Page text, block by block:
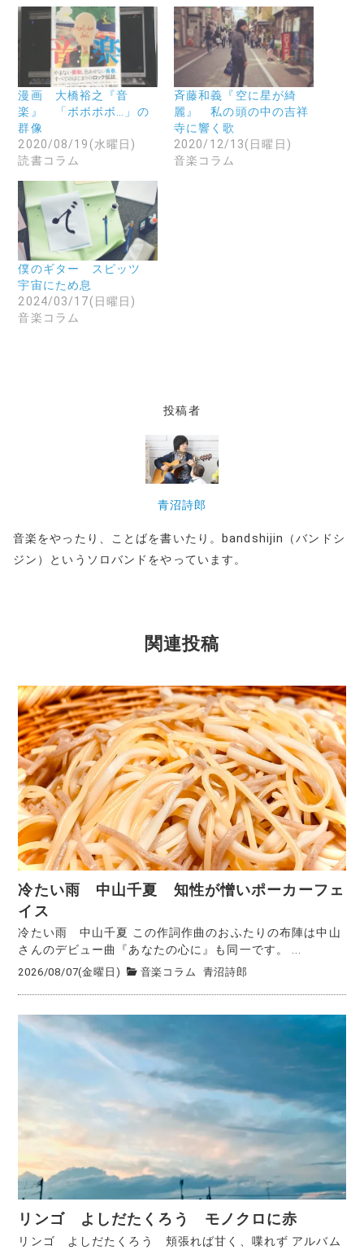
o
o
で
共
有
す
る
に
は
ク
し
て
く
さ
(
新
し
い
ウ
ィ
ン
ド
ウ
で
開
て
友
達
に
メ
ー
ル
で
リ
ン
ク
送
信
し
い
ウ
ィ
ド
ウ
で
開
き
ま
す
)
て
X
新
し
ィ
ド
ウ
き
す
漫画 大橋裕之『音
楽』 「ボボボボ…」の
群像
2020/08/19(水曜日)
読書コラム
斉藤和義『空に星が綺
麗』 私の頭の中の吉祥
寺に響く歌
2020/12/13(日曜日)
音楽コラム
僕のギター スピッツ
宇宙にため息
2024/03/17(日曜日)
音楽コラム
投稿者
青沼詩郎
音楽をやったり、ことばを書いたり。bandshijin（バンドシ
ジン）というソロバンドをやっています。
関連投稿
冷たい雨 中山千夏 知性が憎いポーカーフェ
イス
冷たい雨 中山千夏 この作詞作曲のおふたりの布陣は中山
さんのデビュー曲『あなたの心に』も同一です。 ...
2026/08/07(金曜日) 音楽コラム 青沼詩郎
リンゴ よしだたくろう モノクロに赤
リンゴ よしだたくろう 頬張れば甘く、喋れず アルバム